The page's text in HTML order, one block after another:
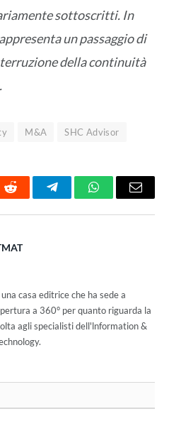
sottoscritti. In
un passaggio di
della continuità
M&A SHC Advisor
Reddit TelegramWhatsAppEmail
casa editrice che ha sede a
a 360° per quanto riguarda la
agli specialisti dell'lnformation &